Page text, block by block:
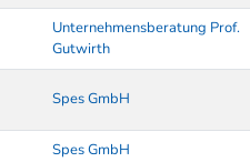
Unternehmensberatung Prof.
Gutwirth
Spes GmbH
Spes GmbH